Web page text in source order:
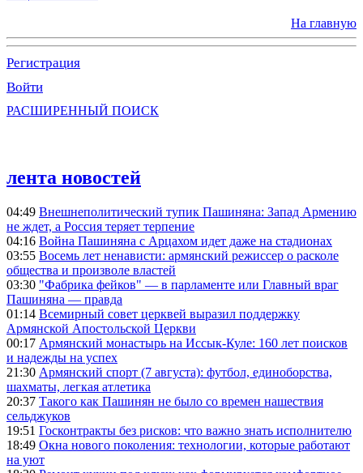
На главную
Регистрация
Войти
РАСШИРЕННЫЙ ПОИСК
лента новостей
04:49 Внешнеполитический тупик Пашиняна: Запад Армению
не ждет, а Россия теряет терпение
04:16 Война Пашиняна с Арцахом идет даже на стадионах
03:55 Восемь лет ненависти: армянский режиссер о расколе
общества и произволе властей
03:30 "Фабрика фейков" — в парламенте или Главный враг
Пашиняна — правда
01:14 Всемирный совет церквей выразил поддержку
Армянской Апостольской Церкви
00:17 Армянский монастырь на Иссык-Куле: 160 лет поисков
и надежды на успех
21:30 Армянский спорт (7 августа): футбол, единоборства,
шахматы, легкая атлетика
20:37 Такого как Пашинян не было со времен нашествия
сельджуков
19:51 Госконтракты без рисков: что важно знать исполнителю
18:49 Окна нового поколения: технологии, которые работают
на уют